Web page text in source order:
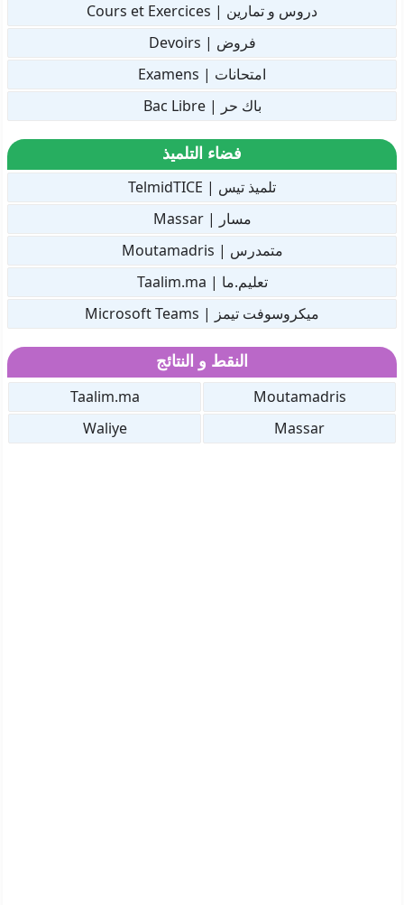
دروس و تمارين | Cours et Exercices
فروض | Devoirs
امتحانات | Examens
باك حر | Bac Libre
فضاء التلميذ
تلميذ تيس | TelmidTICE
مسار | Massar
متمدرس | Moutamadris
تعليم.ما | Taalim.ma
ميكروسوفت تيمز | Microsoft Teams
النقط و النتائج
Moutamadris
Taalim.ma
Massar
Waliye